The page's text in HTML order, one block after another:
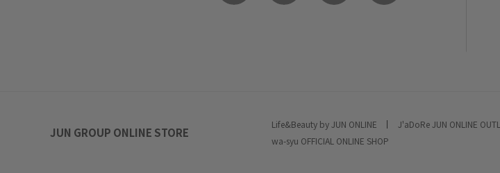
JUN GROUP ONLINE STORE
Life&Beauty by JUN ONLINE J'aDoRe JUN ONLINE
wa-syu OFFICIAL ONLINE SHOP